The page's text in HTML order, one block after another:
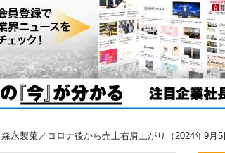
製菓／コロナ後から売上右肩上がり（2024年9月5